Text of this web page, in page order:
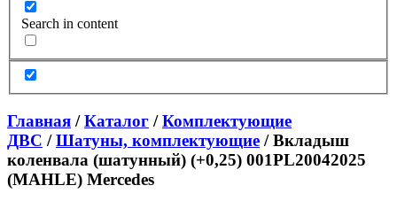
Search in content
Главная /Каталог /Комплектующие
ДВС /Шатуны, комплектующие / Вкладыш
коленвала (шатунный) (+0,25) 001PL20042025
(MAHLE) Mercedes